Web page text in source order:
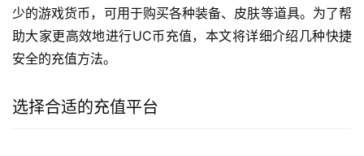
少的游戏货币，可用于购买各种装备、皮肤等道具。为了帮
助大家更高效地进行UC币充值，本文将详细介绍几种快捷
安全的充值方法。
选择合适的充值平台